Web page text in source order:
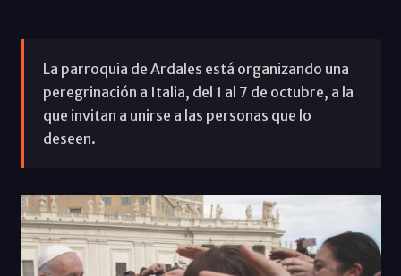
La parroquia de Ardales está organizando una
peregrinación a Italia, del 1 al 7 de octubre, a la
que invitan a unirse a las personas que lo
deseen.